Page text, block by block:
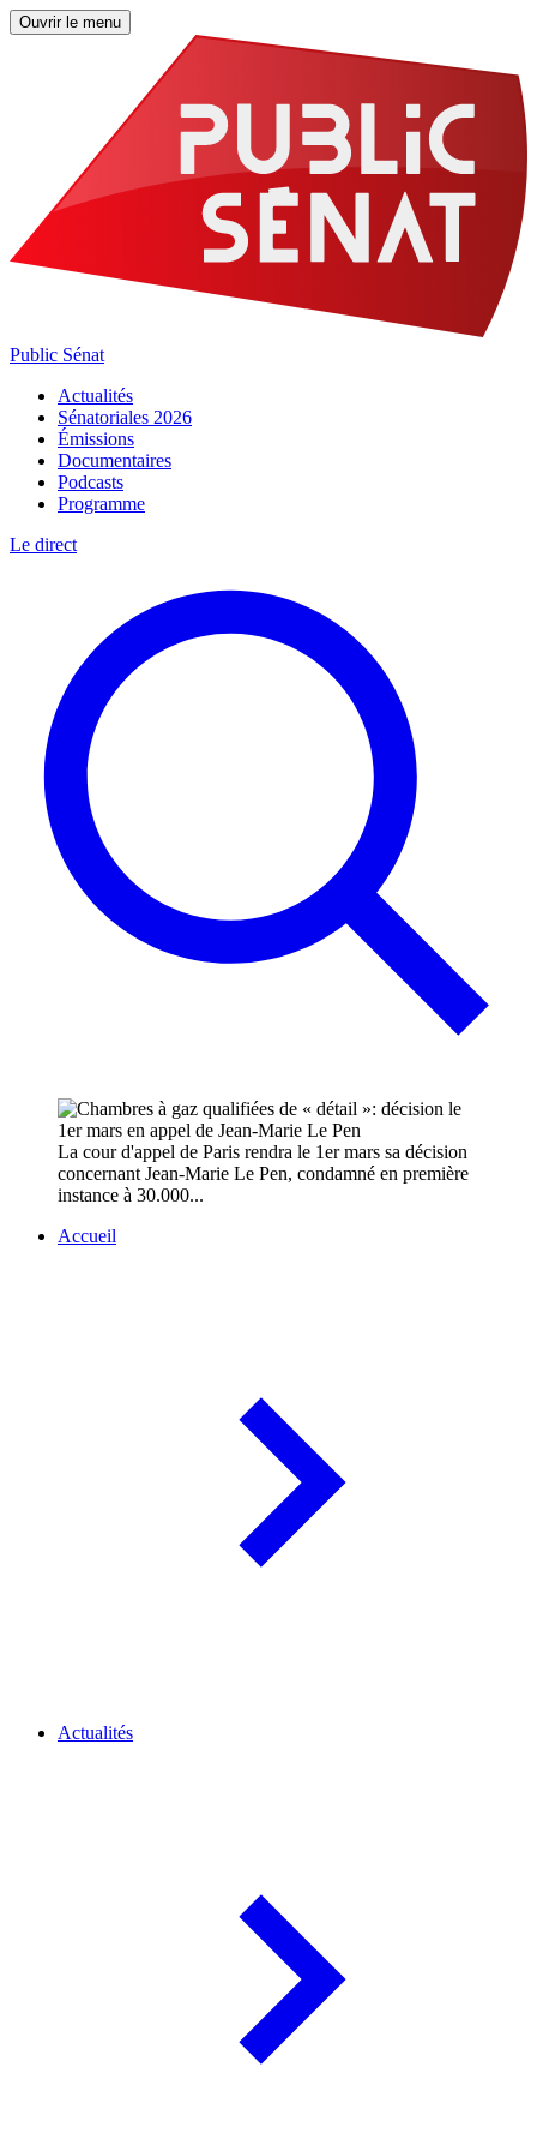
Ouvrir le menu
Public Sénat
Actualités
Sénatoriales 2026
Émissions
Documentaires
Podcasts
Programme
Le direct
La cour d'appel de Paris rendra le 1er mars sa décision
concernant Jean-Marie Le Pen, condamné en première
instance à 30.000...
Accueil
Actualités